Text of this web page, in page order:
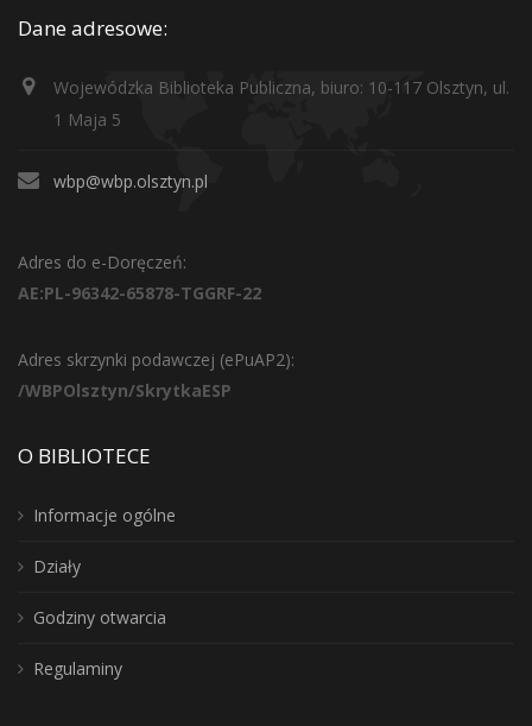
Dane adresowe:
Wojewódzka Biblioteka Publiczna, biuro: 10-117 Olsztyn, ul.
1 Maja 5
wbp@wbp.olsztyn.pl
Adres do e-Doręczeń:
AE:PL-96342-65878-TGGRF-22
Adres skrzynki podawczej (ePuAP2):
/WBPOlsztyn/SkrytkaESP
O BIBLIOTECE
Informacje ogólne
Działy
Godziny otwarcia
Regulaminy